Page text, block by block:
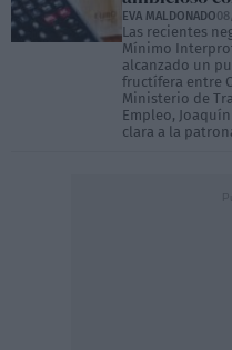
EVA MALDONADO
Las recientes
Mínimo
alcanzado un
fructífera entre
Ministerio de
Empleo,
clara a la